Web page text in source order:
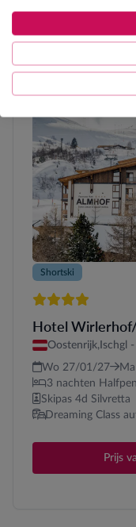
Shortski
4 sterren
Hotel
Oostenrijk, Ischgl
Wo 27/01/27
3 nachten
Skipas 4d Silvretta
Dreaming Class
Prijs